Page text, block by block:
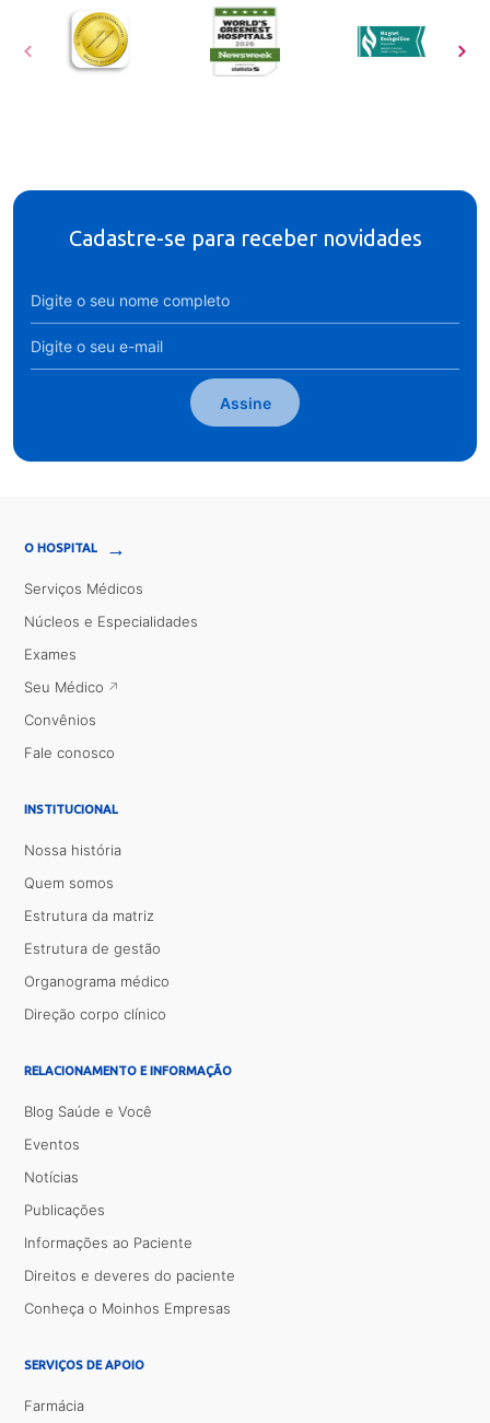
Cadastre-se para receber novidades
Assine
O HOSPITAL →
Serviços Médicos
Núcleos e Especialidades
Exames
Seu Médico
Convênios
Fale conosco
INSTITUCIONAL
Nossa história
Quem somos
Estrutura da matriz
Estrutura de gestão
Organograma médico
Direção corpo clínico
RELACIONAMENTO E INFORMAÇÃO
Blog Saúde e Você
Eventos
Notícias
Publicações
Informações ao Paciente
Direitos e deveres do paciente
Conheça o Moinhos Empresas
SERVIÇOS DE APOIO
Farmácia